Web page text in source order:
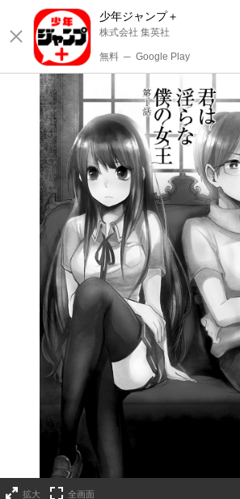
少年ジャンプ＋
株式会社 集英社
無料 ─ Google Play
拡大 全画面